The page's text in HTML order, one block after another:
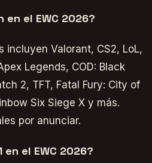
el EWC 2026?
incluyen Valorant, CS2, LoL,
Legends, COD: Black
2, TFT, Fatal Fury: City of
Six Siege X y más.
por anunciar.
en el EWC 2026?